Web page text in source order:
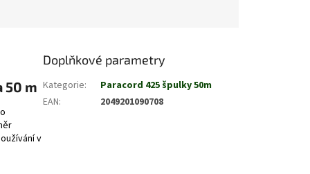
50 m
v
Doplňkové parametry
Kategorie:
Paracord 425 špulky 50m
EAN: 2049201090708